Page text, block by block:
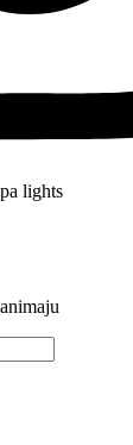
lights